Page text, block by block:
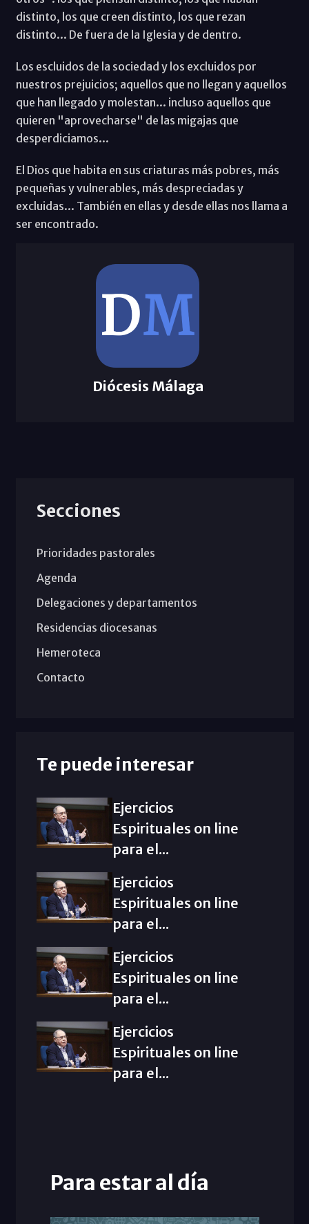
distinto, los que creen distinto, los que rezan
distinto... De fuera de la Iglesia y de dentro.
Los escluidos de la sociedad y los excluidos por
nuestros prejuicios; aquellos que no llegan y aquellos
que han llegado y molestan... incluso aquellos que
quieren "aprovecharse" de las migajas que
desperdiciamos...
El Dios que habita en sus criaturas más pobres, más
pequeñas y vulnerables, más despreciadas y
excluidas... También en ellas y desde ellas nos llama a
ser encontrado.
Diócesis Málaga
Secciones
Prioridades pastorales
Agenda
Delegaciones y departamentos
Residencias diocesanas
Hemeroteca
Contacto
Te puede interesar
Ejercicios
Espirituales on line
para el...
Ejercicios
Espirituales on line
para el...
Ejercicios
Espirituales on line
para el...
Ejercicios
Espirituales on line
para el...
Para estar al día